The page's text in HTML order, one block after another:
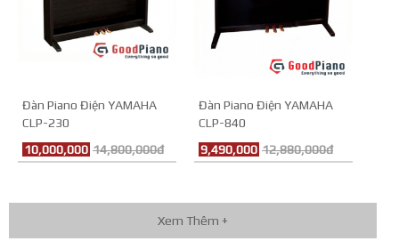
Đàn Piano Điện YAMAHA
CLP-230
10,000,000 14,800,000đ
Đàn Piano Điện YAMAHA
CLP-840
9,490,000 12,880,000đ
Xem Thêm +